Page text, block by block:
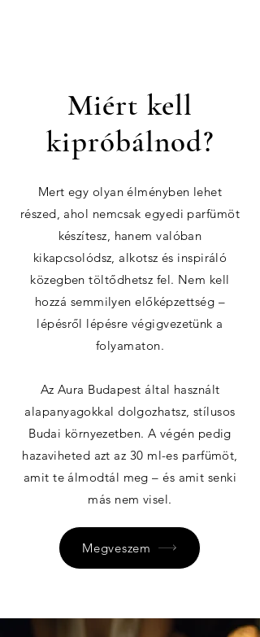
Miért kell
kipróbálnod?
Mert egy olyan élményben lehet
részed, ahol nemcsak egyedi parfümöt
készítesz, hanem valóban
kikapcsolódsz, alkotsz és inspiráló
közegben töltődhetsz fel. Nem kell
hozzá semmilyen előképzettség –
lépésről lépésre végigvezetünk a
folyamaton.
Az Aura Budapest által használt
alapanyagokkal dolgozhatsz, stílusos
Budai környezetben. A végén pedig
hazaviheted azt az 30 ml-es parfümöt,
amit te álmodtál meg – és amit senki
más nem visel.
Megveszem